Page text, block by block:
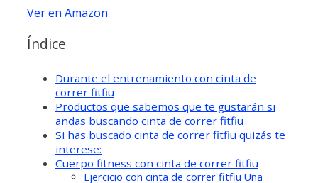
Ver en Amazon
Índice
Durante el entrenamiento con cinta de
correr fitfiu
Productos que sabemos que te gustarán si
andas buscando cinta de correr fitfiu
Si has buscado cinta de correr fitfiu quizás te
interese:
Cuerpo fitness con cinta de correr fitfiu
Ejercicio con cinta de correr fitfiu Una